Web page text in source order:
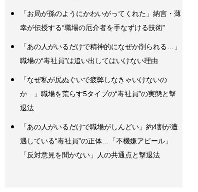
「お局が孫のようにかわいがってくれた」納言・薄
幸が伝授する“職場の厄介者を手なずける技術”
「あの人がいるだけで精神的になぜか削られる…」
職場の“毒社員”は追い出してはいけない理由
「なぜ私が尻ぬぐいで疲弊しなきゃいけないの
か…」職場を荒らす5タイプの“毒社員”の実態と撃
退法
「あの人がいるだけで職場がしんどい」約4割が遭
遇している“毒社員”の正体…「不機嫌アピール」
「反対意見を聞かない」人の共通点と撃退法